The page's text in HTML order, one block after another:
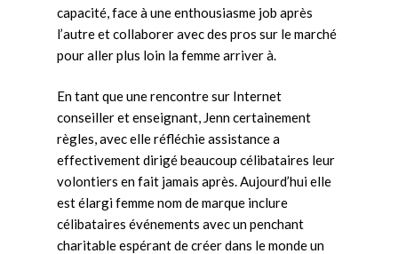
capacité, face à une enthousiasme job après
l’autre et collaborer avec des pros sur le marché
pour aller plus loin la femme arriver à.
En tant que une rencontre sur Internet
conseiller et enseignant, Jenn certainement
règles, avec elle réfléchie assistance a
effectivement dirigé beaucoup célibataires leur
volontiers en fait jamais après. Aujourd’hui elle
est élargi femme nom de marque inclure
célibataires événements avec un penchant
charitable espérant de créer dans le monde un